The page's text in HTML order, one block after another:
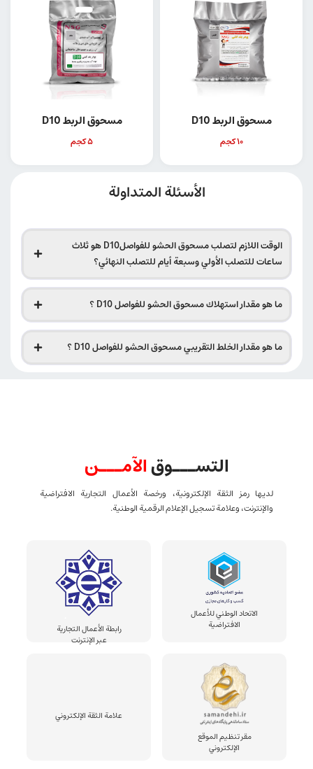
مسحوق الربط D10
10 كجم
مسحوق الربط D10
5 كجم
الأسئلة المتداولة
الوقت اللازم لتصلب مسحوق الحشو للفواصلD10 هو ثلاث
ساعات للتصلب الأولي وسبعة أيام للتصلب النهائي؟
ما هو مقدار استهلاك مسحوق الحشو للفواصل D10 ؟
ما هو مقدار الخلط التقريبي مسحوق الحشو للفواصل D10 ؟
التســـوقالآمـــن
لديها رمز الثقة الإلكترونية، ورخصة الأعمال التجارية الافتراضية
والإنترنت، وعلامة تسجيل الإعلام الرقمية الوطنية.
الاتحاد الوطني للأعمال
الافتراضية
رابطة الأعمال التجارية
عبر الإنترنت
مقر تنظيم الموقع
الإلكتروني
علامة الثقة الإلكتروني